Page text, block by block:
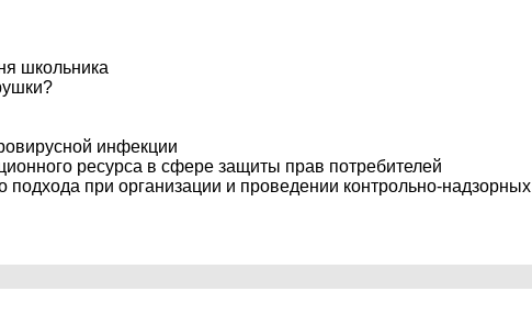
школьника
инфекции
ресурса в сфере защиты прав потребителей
при организации и проведении контрольно-надзорных